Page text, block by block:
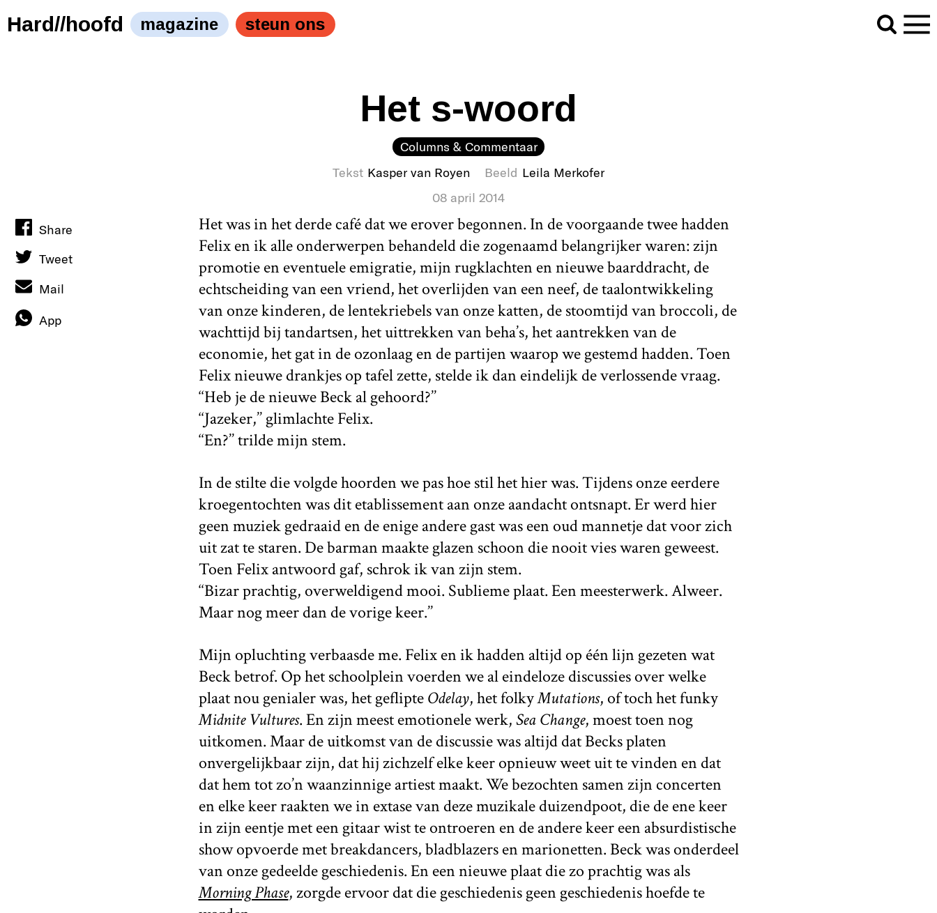
Hard//hoofd magazine steun ons
Het s-woord
Columns & Commentaar
Tekst Kasper van Royen Beeld Leila Merkofer
08 april 2014
Het was in het derde café dat we erover begonnen. In de voorgaande twee hadden
Felix en ik alle onderwerpen behandeld die zogenaamd belangrijker waren: zijn
promotie en eventuele emigratie, mijn rugklachten en nieuwe baarddracht, de
echtscheiding van een vriend, het overlijden van een neef, de taalontwikkeling
van onze kinderen, de lentekriebels van onze katten, de stoomtijd van broccoli, de
wachttijd bij tandartsen, het uittrekken van beha’s, het aantrekken van de
economie, het gat in de ozonlaag en de partijen waarop we gestemd hadden. Toen
Felix nieuwe drankjes op tafel zette, stelde ik dan eindelijk de verlossende vraag.
‘‘Heb je de nieuwe Beck al gehoord?’’
‘‘Jazeker,’’ glimlachte Felix.
‘‘En?’’ trilde mijn stem.
In de stilte die volgde hoorden we pas hoe stil het hier was. Tijdens onze eerdere
kroegentochten was dit etablissement aan onze aandacht ontsnapt. Er werd hier
geen muziek gedraaid en de enige andere gast was een oud mannetje dat voor zich
uit zat te staren. De barman maakte glazen schoon die nooit vies waren geweest.
Toen Felix antwoord gaf, schrok ik van zijn stem.
‘‘Bizar prachtig, overweldigend mooi. Sublieme plaat. Een meesterwerk. Alweer.
Maar nog meer dan de vorige keer.’’
Mijn opluchting verbaasde me. Felix en ik hadden altijd op één lijn gezeten wat
Beck betrof. Op het schoolplein voerden we al eindeloze discussies over welke
plaat nou genialer was, het geflipteOdelay, het folkyMutations, of toch het funky
Midnite Vultures. En zijn meest emotionele werk, Sea Change, moest toen nog
uitkomen. Maar de uitkomst van de discussie was altijd dat Becks platen
onvergelijkbaar zijn, dat hij zichzelf elke keer opnieuw weet uit te vinden en dat
dat hem tot zo’n waanzinnige artiest maakt. We bezochten samen zijn concerten
en elke keer raakten we in extase van deze muzikale duizendpoot, die de ene keer
in zijn eentje met een gitaar wist te ontroeren en de andere keer een absurdistische
show opvoerde met breakdancers, bladblazers en marionetten. Beck was onderdeel
van onze gedeelde geschiedenis. En een nieuwe plaat die zo prachtig was als
Morning Phase, zorgde ervoor dat die geschiedenis geen geschiedenis hoefde te
Share
Tweet
Mail
App